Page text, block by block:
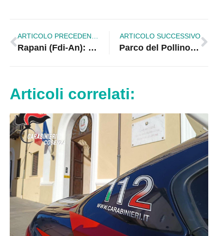
Rapani (Fdi-An): “Maggioranza di governo muta, sorda e vacua”
ARTICOLO SUCCESSIVO
Parco del Pollino, posta sotto sequestro pista abusiva
Articoli correlati: